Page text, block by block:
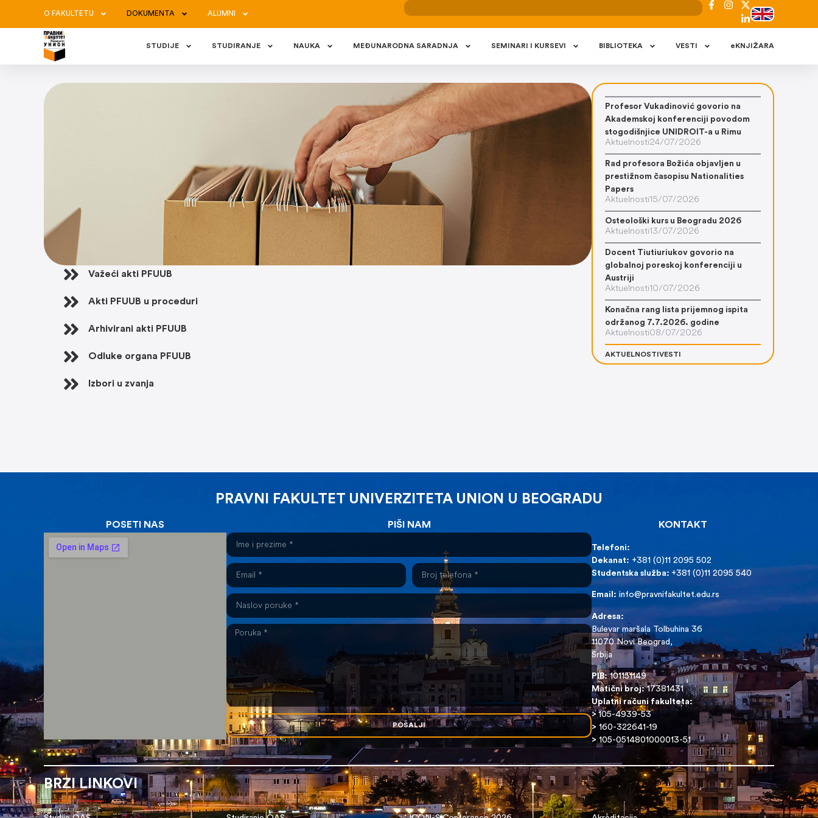
O FAKULTETU DOKUMENTA ALUMNI
STUDIJE STUDIRANJE NAUKA MEÐUNARODNA SARADNJA SEMINARI I KURSEVI BIBLIOTEKA VESTI eKNJIŽARA
Važeći akti PFUUB
Akti PFUUB u proceduri
Arhivirani akti PFUUB
Odluke organa PFUUB
Izbori u zvanja
Profesor Vukadinović govorio na
Akademskoj konferenciji povodom
stogodišnjice UNIDROIT-a u Rimu
Aktuelnosti24/07/2026
Rad profesora Božića objavljen u
prestižnom časopisu Nationalities
Papers
Aktuelnosti15/07/2026
Osteološki kurs u Beogradu 2026
Aktuelnosti13/07/2026
Docent Tiutiuriukov govorio na
globalnoj poreskoj konferenciji u
Austriji
Aktuelnosti10/07/2026
Konačna rang lista prijemnog ispita
održanog 7.7.2026. godine
Aktuelnosti08/07/2026
AKTUELNOSTI VESTI
PRAVNI FAKULTET UNIVERZITETA UNION U BEOGRADU
KONTAKT
Telefoni:
Dekanat: +381 (0)11 2095 502
Studentska služba: +381 (0)11 2095 540
Email: info@pravnifakultet.edu.rs
Adresa:
Bulevar maršala Tolbuhina 36
11070 Novi Beograd,
Srbija
PIB:101151149
Matični broj:17381431
Uplatni računi fakulteta:
>105-4939-53
> 160-322641-19
>105-0514801000013-51
PIŠI NAM
POŠALJI
POSETI NAS
BRZI LINKOVI